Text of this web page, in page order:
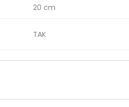
20 cm
TAK